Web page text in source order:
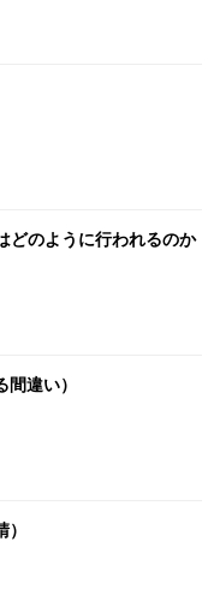
どのように行われるのか
違い）